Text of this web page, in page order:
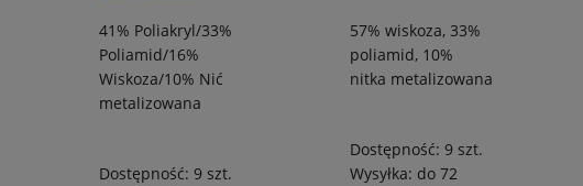
41% Poliakryl/33%
Poliamid/16%
Wiskoza/10% Nić
metalizowana
Dostępność: 9 szt.
57% wiskoza, 33%
poliamid, 10%
nitka metalizowana
Dostępność: 9 szt.
Wysyłka: do 72